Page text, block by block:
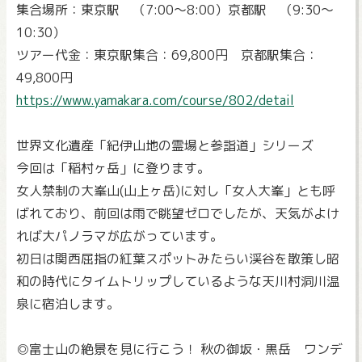
集合場所：東京駅 （7:00～8:00）京都駅 （9:30～
10:30）
ツアー代金：東京駅集合：69,800円 京都駅集合：
49,800円
https://www.yamakara.com/course/802/detail
世界文化遺産「紀伊山地の霊場と参詣道」シリーズ
今回は「稲村ヶ岳」に登ります。
女人禁制の大峯山(山上ヶ岳)に対し「女人大峯」とも呼
ばれており、前回は雨で眺望ゼロでしたが、天気がよけ
れば大パノラマが広がっています。
初日は関西屈指の紅葉スポットみたらい渓谷を散策し昭
和の時代にタイムトリップしているような天川村洞川温
泉に宿泊します。
◎富士山の絶景を見に行こう！ 秋の御坂・黒岳 ワンデ